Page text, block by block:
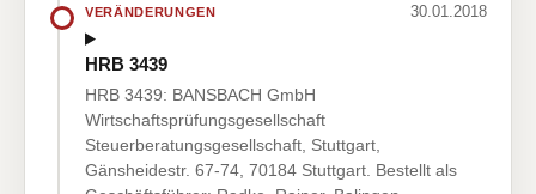
VERÄNDERUNGEN 30.01.2018
HRB 3439
HRB 3439: BANSBACH GmbH
Wirtschaftsprüfungsgesellschaft
Steuerberatungsgesellschaft, Stuttgart,
Gänsheidestr. 67-74, 70184 Stuttgart. Bestellt als